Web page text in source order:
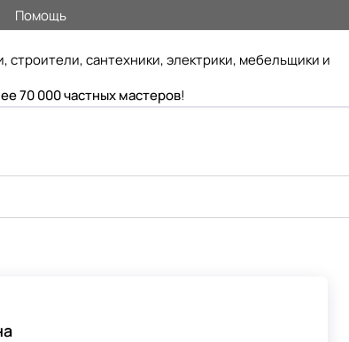
Помощь
строители, сантехники, электрики, мебельщики и
70 000 частных мастеров!